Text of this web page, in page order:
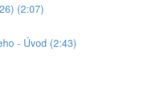
(2:07)
- Úvod (2:43)